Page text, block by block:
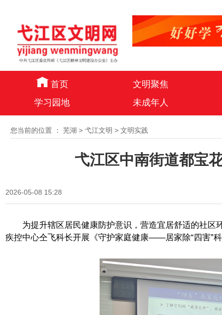
首页
文明聚焦
学习园地
未成年人
您当前的位置 ： 芜湖 > 弋江文明 > 文明实践
弋江区中南街道都宝
2026-05-08 15:28
为提升辖区居民健康防护意识，营造宜居舒适的社区
疾控中心仝飞科长开展《守护家庭健康——居家除“四害”